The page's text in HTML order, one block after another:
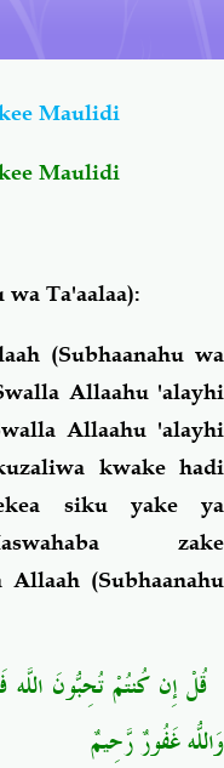
Maulidi
Maulidi
Ta'aalaa):
(Subhaanahu wa
Allaahu 'alayhi
Allaahu 'alayhi
kwake hadi
siku yake ya
zake
Allaah (Subhaanahu
قُلْ إِن كُنتُمْ تُحِبُّونَ اللّهَ
وَاللّهُ غَفُورٌ رَّحِيمٌ